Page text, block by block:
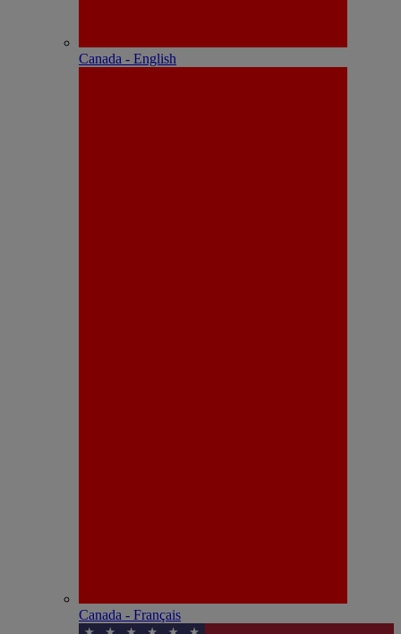
Canada - English
Canada - Français